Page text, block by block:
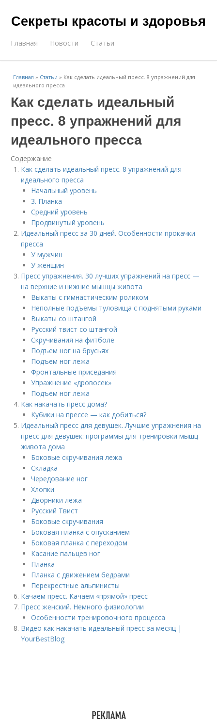
Секреты красоты и здоровья
Главная Новости Статьи
Главная » Статьи » Как сделать идеальный пресс. 8 упражнений для
идеального пресса
Как сделать идеальный
пресс. 8 упражнений для
идеального пресса
Содержание
Как сделать идеальный пресс. 8 упражнений для
идеального пресса
Начальный уровень
3. Планка
Средний уровень
Продвинутый уровень
Идеальный пресс за 30 дней. Особенности прокачки
пресса
У мужчин
У женщин
Пресс упражнения. 30 лучших упражнений на пресс —
на верхние и нижние мышцы живота
Выкаты с гимнастическим роликом
Неполные подъемы туловища с поднятыми руками
Выкаты со штангой
Русский твист со штангой
Скручивания на фитболе
Подъем ног на брусьях
Подъем ног лежа
Фронтальные приседания
Упражнение «дровосек»
Подъем ног лежа
Как накачать пресс дома?
Кубики на прессе — как добиться?
Идеальный пресс для девушек. Лучшие упражнения на
пресс для девушек: программы для тренировки мышц
живота дома
Боковые скручивания лежа
Складка
Чередование ног
Хлопки
Дворники лежа
Русский Твист
Боковые скручивания
Боковая планка с опусканием
Боковая планка с переходом
Касание пальцев ног
Планка
Планка с движением бедрами
Перекрестные альпинисты
Качаем пресс. Качаем «прямой» пресс
Пресс женский. Немного физиологии
Особенности тренировочного процесса
Видео как накачать идеальный пресс за месяц |
YourBestBlog